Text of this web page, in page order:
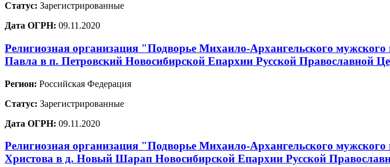
Статус: Зарегистрированные
Дата ОГРН: 09.11.2020
Религиозная организация "Подворье Михаило-Архангельского
Павла в п. Петровский Новосибирской Епархии Русской Православной
Регион: Российская Федерация
Статус: Зарегистрированные
Дата ОГРН: 09.11.2020
Религиозная организация "Подворье Михаило-Архангельского
Христова в д. Новый Шарап Новосибирской Епархии Русской